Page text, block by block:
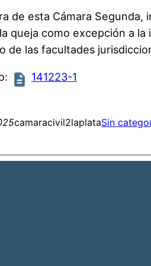
de esta Cámara
queja como excepción a
de las facultades
141223-1
camaracivil2laplataSin